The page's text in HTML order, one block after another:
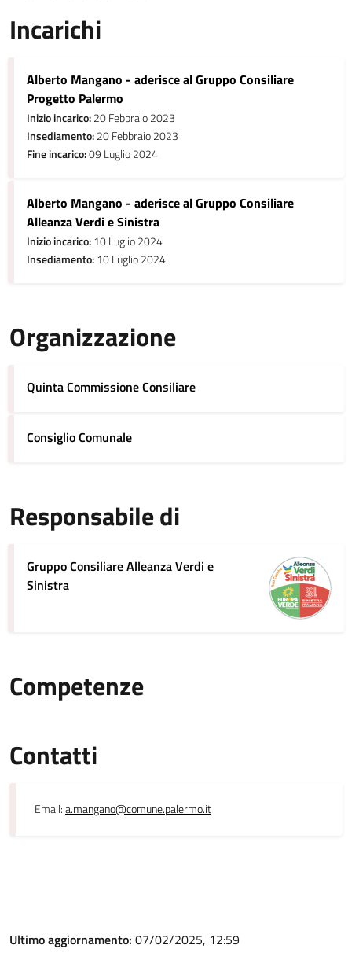
Incarichi
Alberto Mangano - aderisce al Gruppo Consiliare
Progetto Palermo
Inizio incarico:20 Febbraio 2023
Insediamento:20 Febbraio 2023
Fine incarico:09 Luglio 2024
Alberto Mangano - aderisce al Gruppo Consiliare
Alleanza Verdi e Sinistra
Inizio incarico:10 Luglio 2024
Insediamento:10 Luglio 2024
Organizzazione
Quinta Commissione Consiliare
Consiglio Comunale
Responsabile di
Gruppo Consiliare Alleanza Verdi e
Sinistra
Competenze
Contatti
Email:a.mangano@comune.palermo.it
Ultimo aggiornamento: 07/02/2025, 12:59